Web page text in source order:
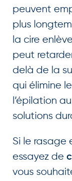
peuvent
plus
la cire
peut
delà de la
qui élimine
l’épilation
solutions
Si le rasage
essayez de
vous